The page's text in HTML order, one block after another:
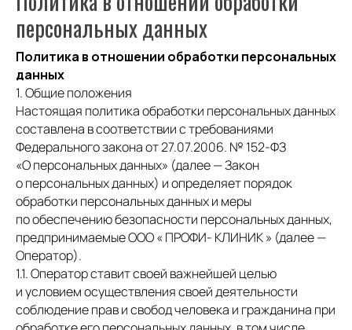
персональных данных
Политика в отношении обработки персональных
данных
1. Общие положения
Настоящая политика обработки персональных данных
составлена в соответствии с требованиями
Федерального закона от 27.07.2006. № 152-ФЗ
«О персональных данных» (далее — Закон
о персональных данных) и определяет порядок
обработки персональных данных и меры
по обеспечению безопасности персональных данных,
предпринимаемые ООО « ПРОФИ- КЛИНИК » (далее —
Оператор).
1.1. Оператор ставит своей важнейшей целью
и условием осуществления своей деятельности
соблюдение прав и свобод человека и гражданина при